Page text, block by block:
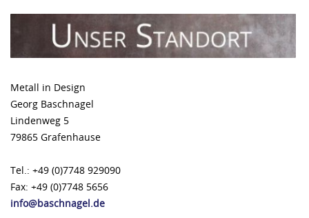
Metall in Design
Georg Baschnagel
Lindenweg 5
79865 Grafenhause
Tel.: +49 (0)7748 929090
Fax: +49 (0)7748 5656
info@baschnagel.de